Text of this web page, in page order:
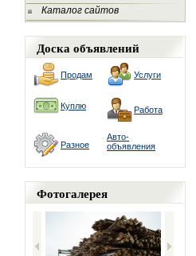
Каталог сайтов
Доска объявлений
Продам Услуги
Куплю Работа
Разное
Авто-
объявления
Фотогалерея